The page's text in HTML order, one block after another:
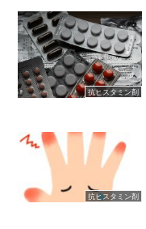
抗ヒスタミン剤
抗ヒスタミン剤